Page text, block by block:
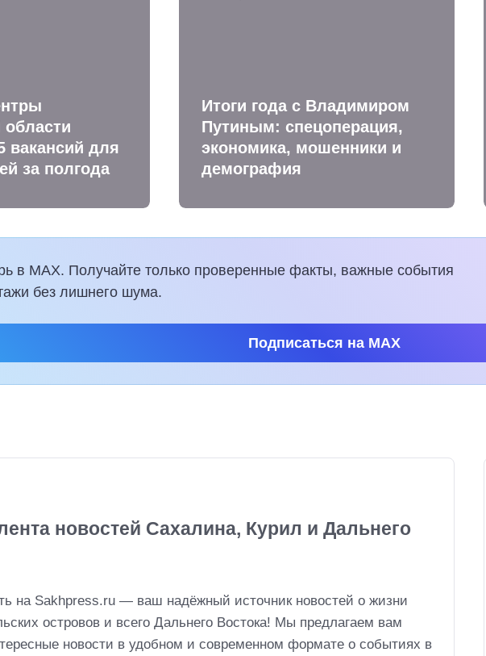
области
вакансий для
за полгода
Итоги года с Владимиром
Путиным: спецоперация,
экономика, мошенники и
демография
в MAX. Получайте только проверенные факты, важные события
без лишнего шума.
Подписаться на MAX
новостей Сахалина, Курил и Дальнего
на Sakhpress.ru — ваш надёжный источник новостей о жизни
островов и всего Дальнего Востока! Мы предлагаем вам
новости в удобном и современном формате о событиях в